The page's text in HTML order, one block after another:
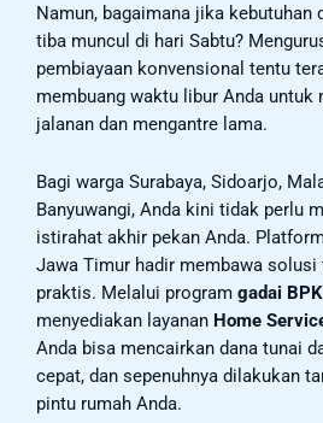
Namun, bagaimana jika kebutuhan
tiba muncul di hari Sabtu?
pembiayaan konvensional tentu
membuang waktu libur Anda untuk
jalanan dan mengantre lama.
Bagi warga Surabaya, Sidoarjo,
Banyuwangi, Anda kini tidak perlu
istirahat akhir pekan Anda.
Jawa Timur hadir membawa solusi
praktis. Melalui program gadai
menyediakan layanan Home
Anda bisa mencairkan dana tunai
cepat, dan sepenuhnya dilakukan
pintu rumah Anda.